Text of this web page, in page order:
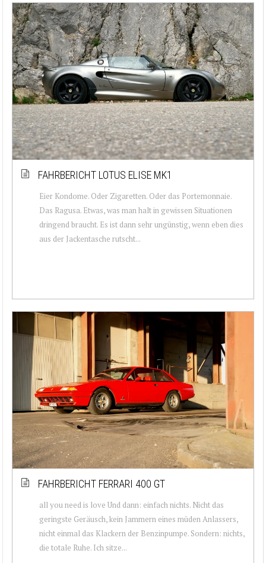
FAHRBERICHT LOTUS ELISE MK1
Eier Kondome. Oder Zigaretten. Oder das Portemonnaie.
Das Ragusa. Etwas, was man halt in gewissen Situationen
dringend braucht. Es ist dann sehr ungünstig, wenn eben dies
aus der Jackentasche rutscht...
FAHRBERICHT FERRARI 400 GT
all you need is love Und dann: einfach nichts. Nicht das
geringste Geräusch, kein Jammern eines müden Anlassers,
nicht einmal das Klackern der Benzinpumpe. Sondern: nichts,
die totale Ruhe. Ich sitze...